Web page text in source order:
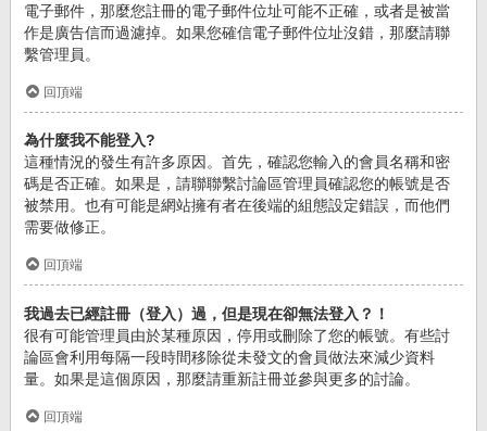
電子郵件，那麼您註冊的電子郵件位址可能不正確，或者是被當
作是廣告信而過濾掉。如果您確信電子郵件位址沒錯，那麼請聯
繫管理員。
回頂端
為什麼我不能登入?
這種情況的發生有許多原因。首先，確認您輸入的會員名稱和密
碼是否正確。如果是，請聯聯繫討論區管理員確認您的帳號是否
被禁用。也有可能是網站擁有者在後端的組態設定錯誤，而他們
需要做修正。
回頂端
我過去已經註冊（登入）過，但是現在卻無法登入？！
很有可能管理員由於某種原因，停用或刪除了您的帳號。有些討
論區會利用每隔一段時間移除從未發文的會員做法來減少資料
量。如果是這個原因，那麼請重新註冊並參與更多的討論。
回頂端